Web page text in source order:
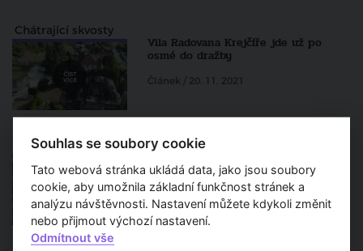
Chátrající skvosty
Vila Radovana Krejčíře jde už po
osmé do dražby
Článek / 20. 11. 2021
TV Architect v regionech
se prodala v dražbě
Článek / 7. 10. 2021
Souhlas se soubory cookie
Tato webová stránka ukládá data, jako jsou soubory
cookie, aby umožnila základní funkčnost stránek a
analýzu návštěvnosti. Nastavení můžete kdykoli změnit
nebo přijmout výchozí nastavení.
Odmítnout vše